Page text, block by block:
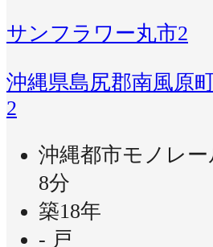
サンフラワー丸市2
沖縄県島尻郡南風原
2
沖縄都市モノレ
8分
築18年
- 戸